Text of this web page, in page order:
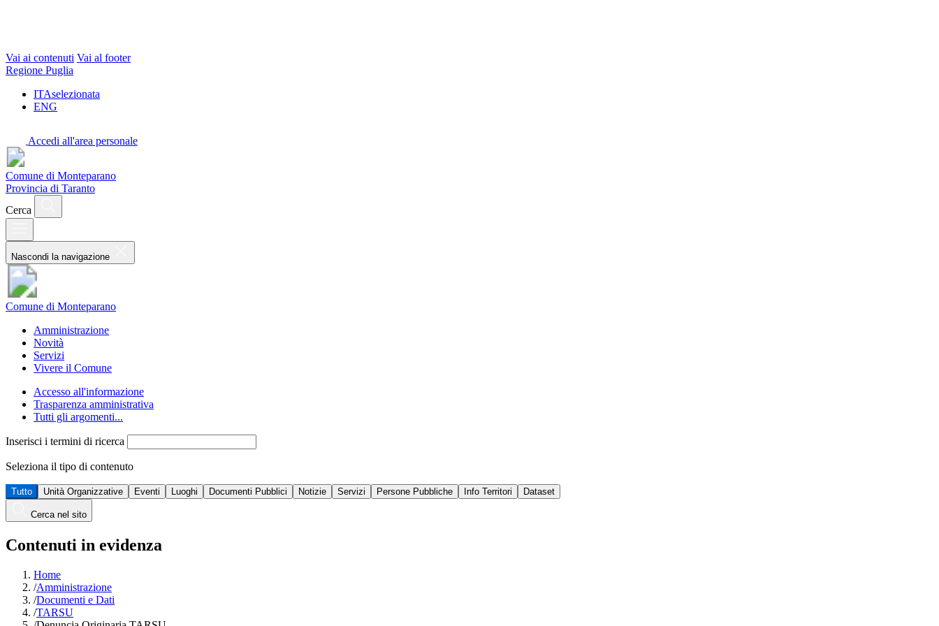
Vai ai contenuti Vai al footer
Regione Puglia
ITAselezionata
ENG
Accedi all'area personale
Comune di Monteparano
Provincia di Taranto
Cerca
Nascondi la navigazione
Comune di Monteparano
Amministrazione
Novità
Servizi
Vivere il Comune
Accesso all'informazione
Trasparenza amministrativa
Tutti gli argomenti...
Inserisci i termini di ricerca
Seleziona il tipo di contenuto
Tutto Unità Organizzative Eventi Luoghi Documenti Pubblici Notizie Servizi Persone Pubbliche Info Territori Dataset
Cerca nel sito
Contenuti in evidenza
Home
/Amministrazione
/Documenti e Dati
/TARSU